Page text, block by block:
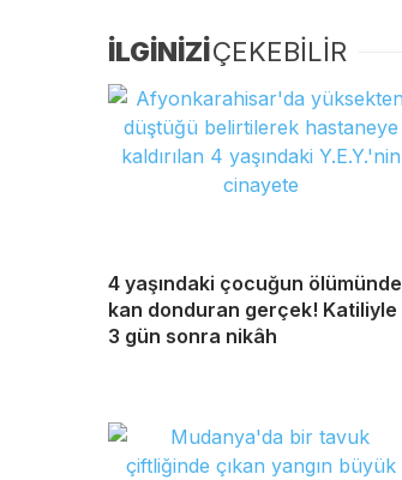
İLGİNİZİÇEKEBİLİR
4 yaşındaki çocuğun ölümünde
kan donduran gerçek! Katiliyle
3 gün sonra nikâh